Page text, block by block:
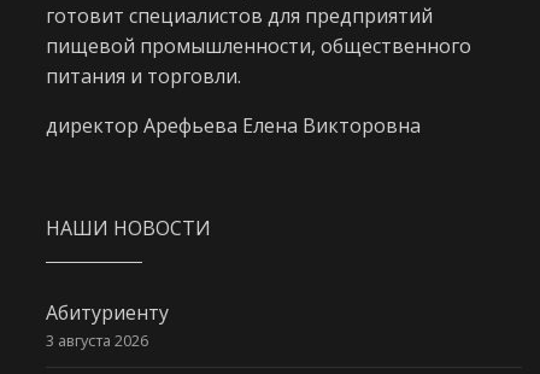
готовит специалистов для предприятий
пищевой промышленности, общественного
питания и торговли.
директор Арефьева Елена Викторовна
НАШИ НОВОСТИ
Абитуриенту
3 августа 2026